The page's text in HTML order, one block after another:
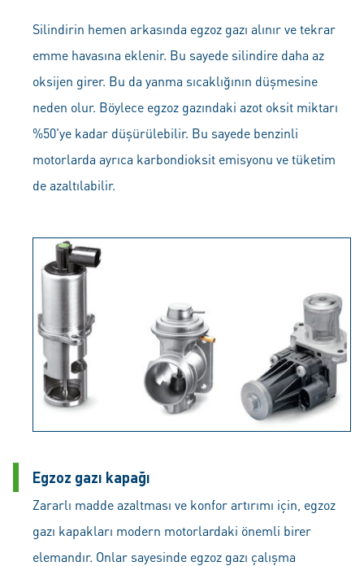
Silindirin hemen arkasında egzoz gazı alınır ve tekrar
emme havasına eklenir. Bu sayede silindire daha az
oksijen girer. Bu da yanma sıcaklığının düşmesine
neden olur. Böylece egzoz gazındaki azot oksit miktarı
%50'ye kadar düşürülebilir. Bu sayede benzinli
motorlarda ayrıca karbondioksit emisyonu ve tüketim
de azaltılabilir.
Egzoz gazı kapağı
Zararlı madde azaltması ve konfor artırımı için, egzoz
gazı kapakları modern motorlardaki önemli birer
elemandır. Onlar sayesinde egzoz gazı çalışma